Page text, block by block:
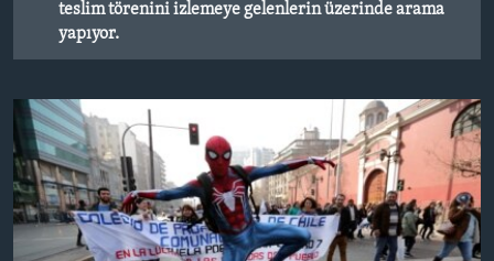
teslim törenini izlemeye gelenlerin üzerinde arama
yapıyor.